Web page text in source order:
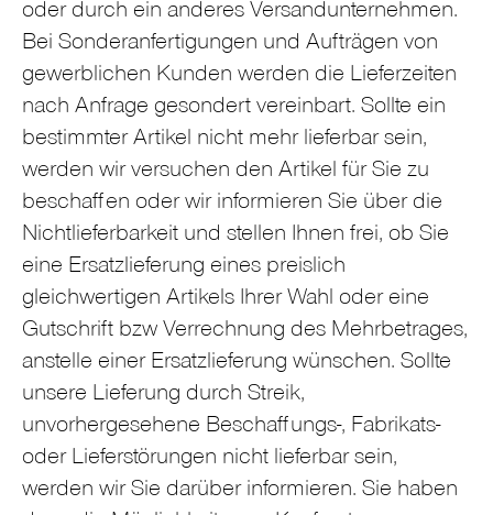
oder durch ein anderes Versandunternehmen.
Bei Sonderanfertigungen und Aufträgen von
gewerblichen Kunden werden die Lieferzeiten
nach Anfrage gesondert vereinbart. Sollte ein
bestimmter Artikel nicht mehr lieferbar sein,
werden wir versuchen den Artikel für Sie zu
beschaffen oder wir informieren Sie über die
Nichtlieferbarkeit und stellen Ihnen frei, ob Sie
eine Ersatzlieferung eines preislich
gleichwertigen Artikels Ihrer Wahl oder eine
Gutschrift bzw Verrechnung des Mehrbetrages,
anstelle einer Ersatzlieferung wünschen. Sollte
unsere Lieferung durch Streik,
unvorhergesehene Beschaffungs-, Fabrikats-
oder Lieferstörungen nicht lieferbar sein,
werden wir Sie darüber informieren. Sie haben